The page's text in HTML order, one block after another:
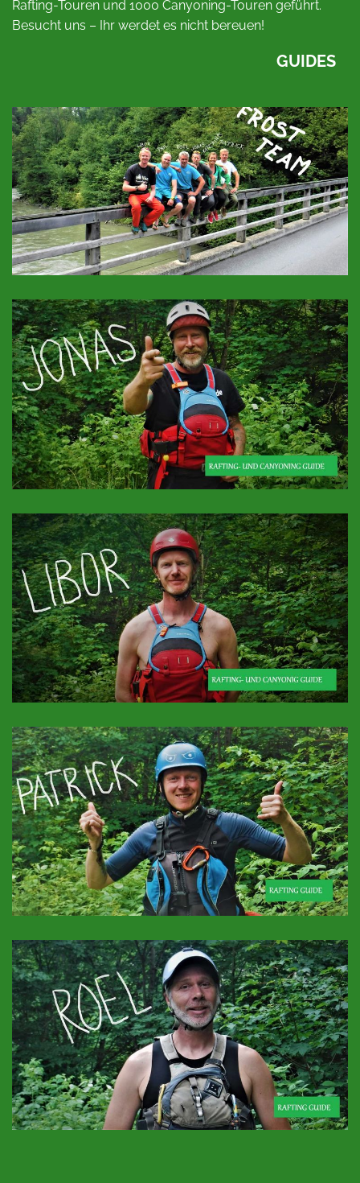
Rafting-Touren und 1000 Canyoning-Touren geführt.
Besucht uns – Ihr werdet es nicht bereuen!
GUIDES